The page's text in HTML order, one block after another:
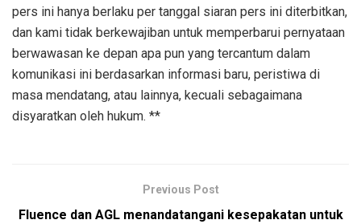
pers ini hanya berlaku per tanggal siaran pers ini diterbitkan,
dan kami tidak berkewajiban untuk memperbarui pernyataan
berwawasan ke depan apa pun yang tercantum dalam
komunikasi ini berdasarkan informasi baru, peristiwa di
masa mendatang, atau lainnya, kecuali sebagaimana
disyaratkan oleh hukum. **
Previous Post
Fluence dan AGL menandatangani kesepakatan untuk